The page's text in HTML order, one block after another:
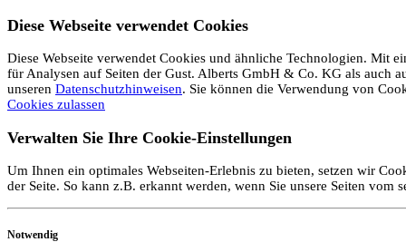
Diese Webseite verwendet Cookies
Diese Webseite verwendet Cookies und ähnliche Technologien. Mit
für Analysen auf Seiten der Gust. Alberts GmbH & Co. KG als auch
unseren Datenschutzhinweisen. Sie können die Verwendung von
Cookies zulassen
Verwalten Sie Ihre Cookie-Einstellungen
Um Ihnen ein optimales Webseiten-Erlebnis zu bieten, setzen wir
der Seite. So kann z.B. erkannt werden, wenn Sie unsere Seiten
Notwendig